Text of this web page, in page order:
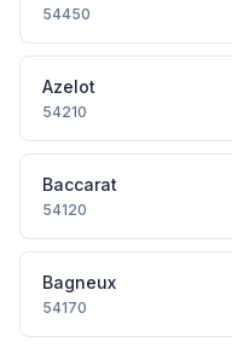
54450
Azelot
54210
Baccarat
54120
Bagneux
54170